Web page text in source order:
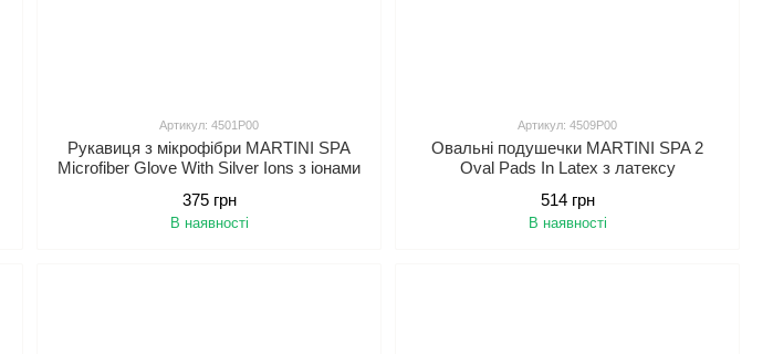
Артикул: 4501P00
Рукавиця з мікрофібри MARTINI SPA
Microfiber Glove With Silver Ions з іонами
375 грн
В наявності
Артикул: 4509P00
Овальні подушечки MARTINI SPA 2
Oval Pads In Latex з латексу
514 грн
В наявності